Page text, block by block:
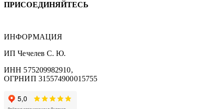
ПРИСОЕДИНЯЙТЕСЬ
ИНФОРМАЦИЯ
ИП Чечелев С. Ю.
ИНН 575209982910,
ОГРНИП 315574900015755